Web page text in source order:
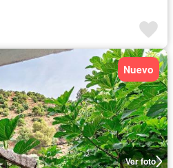
Ver foto
Nuevo